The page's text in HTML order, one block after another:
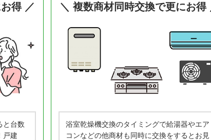
得 ／
と台数
戸建
＼ 複数商材同時交換で更にお得
浴室乾燥機交換のタイミングで給湯器やエア
コンなどの他商材も同時に交換をするとお見